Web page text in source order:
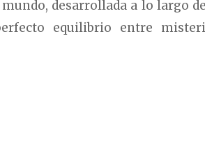
desarrollada a lo largo
equilibrio entre